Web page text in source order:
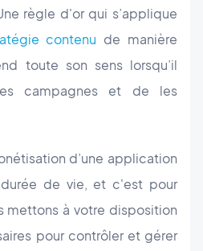
règle d'or qui s’applique
contenu de manière
toute son sens lorsqu’il
campagnes et de les
d’une application
de vie, et c'est pour
mettons à votre disposition
pour contrôler et gérer